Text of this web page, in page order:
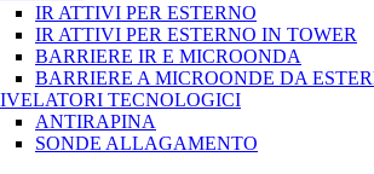
IR ATTIVI PER ESTERNO
IR ATTIVI PER ESTERNO IN TOWER
BARRIERE IR E MICROONDA
BARRIERE A MICROONDE DA
TECNOLOGICI
ANTIRAPINA
SONDE ALLAGAMENTO